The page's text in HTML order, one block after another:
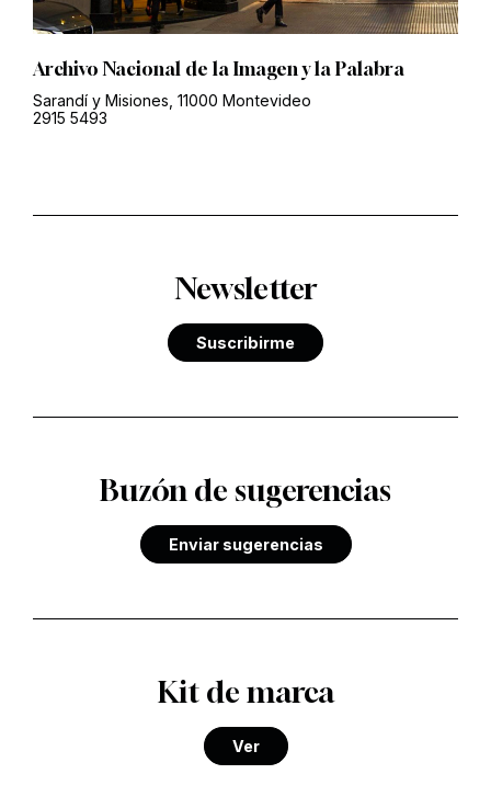
Archivo Nacional de la Imagen y la Palabra
Sarandí y Misiones, 11000 Montevideo
2915 5493
Newsletter
Suscribirme
Buzón de sugerencias
Enviar sugerencias
Kit de marca
Ver